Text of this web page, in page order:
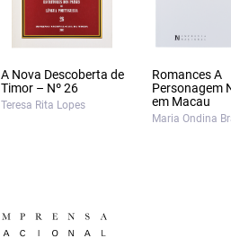
A Nova Descoberta de
Timor – Nº 26
Teresa Rita Lopes
Romances A
Personagem
em Macau
Maria Ondina